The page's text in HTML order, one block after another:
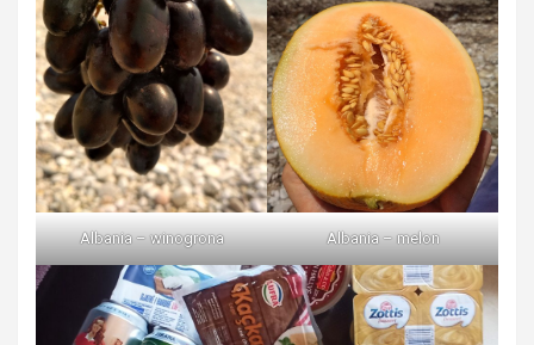
Albania – winogrona Albania – melon